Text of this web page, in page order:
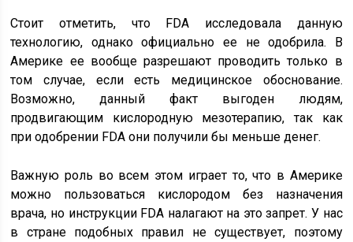
Стоит отметить, что FDA исследовала данную
технологию, однако официально ее не одобрила. В
Америке ее вообще разрешают проводить только в
том случае, если есть медицинское обоснование.
Возможно, данный факт выгоден людям,
продвигающим кислородную мезотерапию, так как
при одобрении FDA они получили бы меньше денег.
Важную роль во всем этом играет то, что в Америке
можно пользоваться кислородом без назначения
врача, но инструкции FDA налагают на это запрет. У нас
в стране подобных правил не существует, поэтому